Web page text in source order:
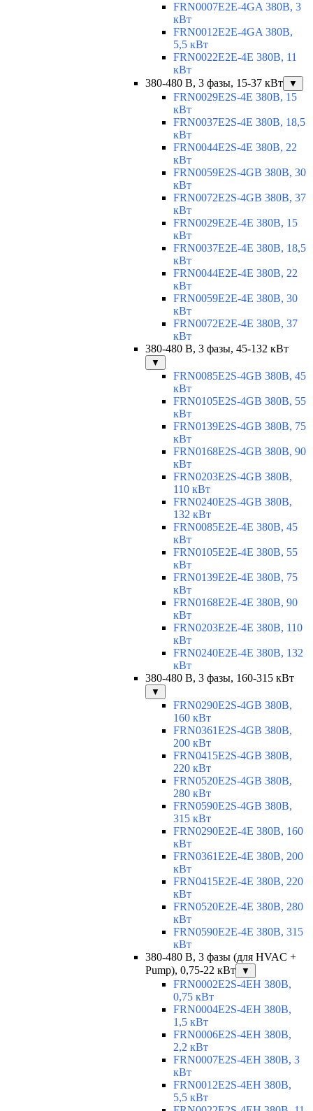
FRN0007E2E-4GA 380В, 3
кВт
FRN0012E2E-4GA 380В,
5,5 кВт
FRN0022E2E-4E 380В, 11
кВт
380-480 В, 3 фазы, 15-37 кВт
▼
FRN0029E2S-4E 380В, 15
кВт
FRN0037E2S-4E 380В, 18,5
кВт
FRN0044E2S-4E 380В, 22
кВт
FRN0059E2S-4GB 380В, 30
кВт
FRN0072E2S-4GB 380В, 37
кВт
FRN0029E2E-4E 380В, 15
кВт
FRN0037E2E-4E 380В, 18,5
кВт
FRN0044E2E-4E 380В, 22
кВт
FRN0059E2E-4E 380В, 30
кВт
FRN0072E2E-4E 380В, 37
кВт
380-480 В, 3 фазы, 45-132 кВт
▼
FRN0085E2S-4GB 380В, 45
кВт
FRN0105E2S-4GB 380В, 55
кВт
FRN0139E2S-4GB 380В, 75
кВт
FRN0168E2S-4GB 380В, 90
кВт
FRN0203E2S-4GB 380В,
110 кВт
FRN0240E2S-4GB 380В,
132 кВт
FRN0085E2E-4E 380В, 45
кВт
FRN0105E2E-4E 380В, 55
кВт
FRN0139E2E-4E 380В, 75
кВт
FRN0168E2E-4E 380В, 90
кВт
FRN0203E2E-4E 380В, 110
кВт
FRN0240E2E-4E 380В, 132
кВт
380-480 В, 3 фазы, 160-315 кВт
▼
FRN0290E2S-4GB 380В,
160 кВт
FRN0361E2S-4GB 380В,
200 кВт
FRN0415E2S-4GB 380В,
220 кВт
FRN0520E2S-4GB 380В,
280 кВт
FRN0590E2S-4GB 380В,
315 кВт
FRN0290E2E-4E 380В, 160
кВт
FRN0361E2E-4E 380В, 200
кВт
FRN0415E2E-4E 380В, 220
кВт
FRN0520E2E-4E 380В, 280
кВт
FRN0590E2E-4E 380В, 315
кВт
380-480 В, 3 фазы (для HVAC +
Pump), 0,75-22 кВт
▼
FRN0002E2S-4EH 380В,
0,75 кВт
FRN0004E2S-4EH 380В,
1,5 кВт
FRN0006E2S-4EH 380В,
2,2 кВт
FRN0007E2S-4EH 380В, 3
кВт
FRN0012E2S-4EH 380В,
5,5 кВт